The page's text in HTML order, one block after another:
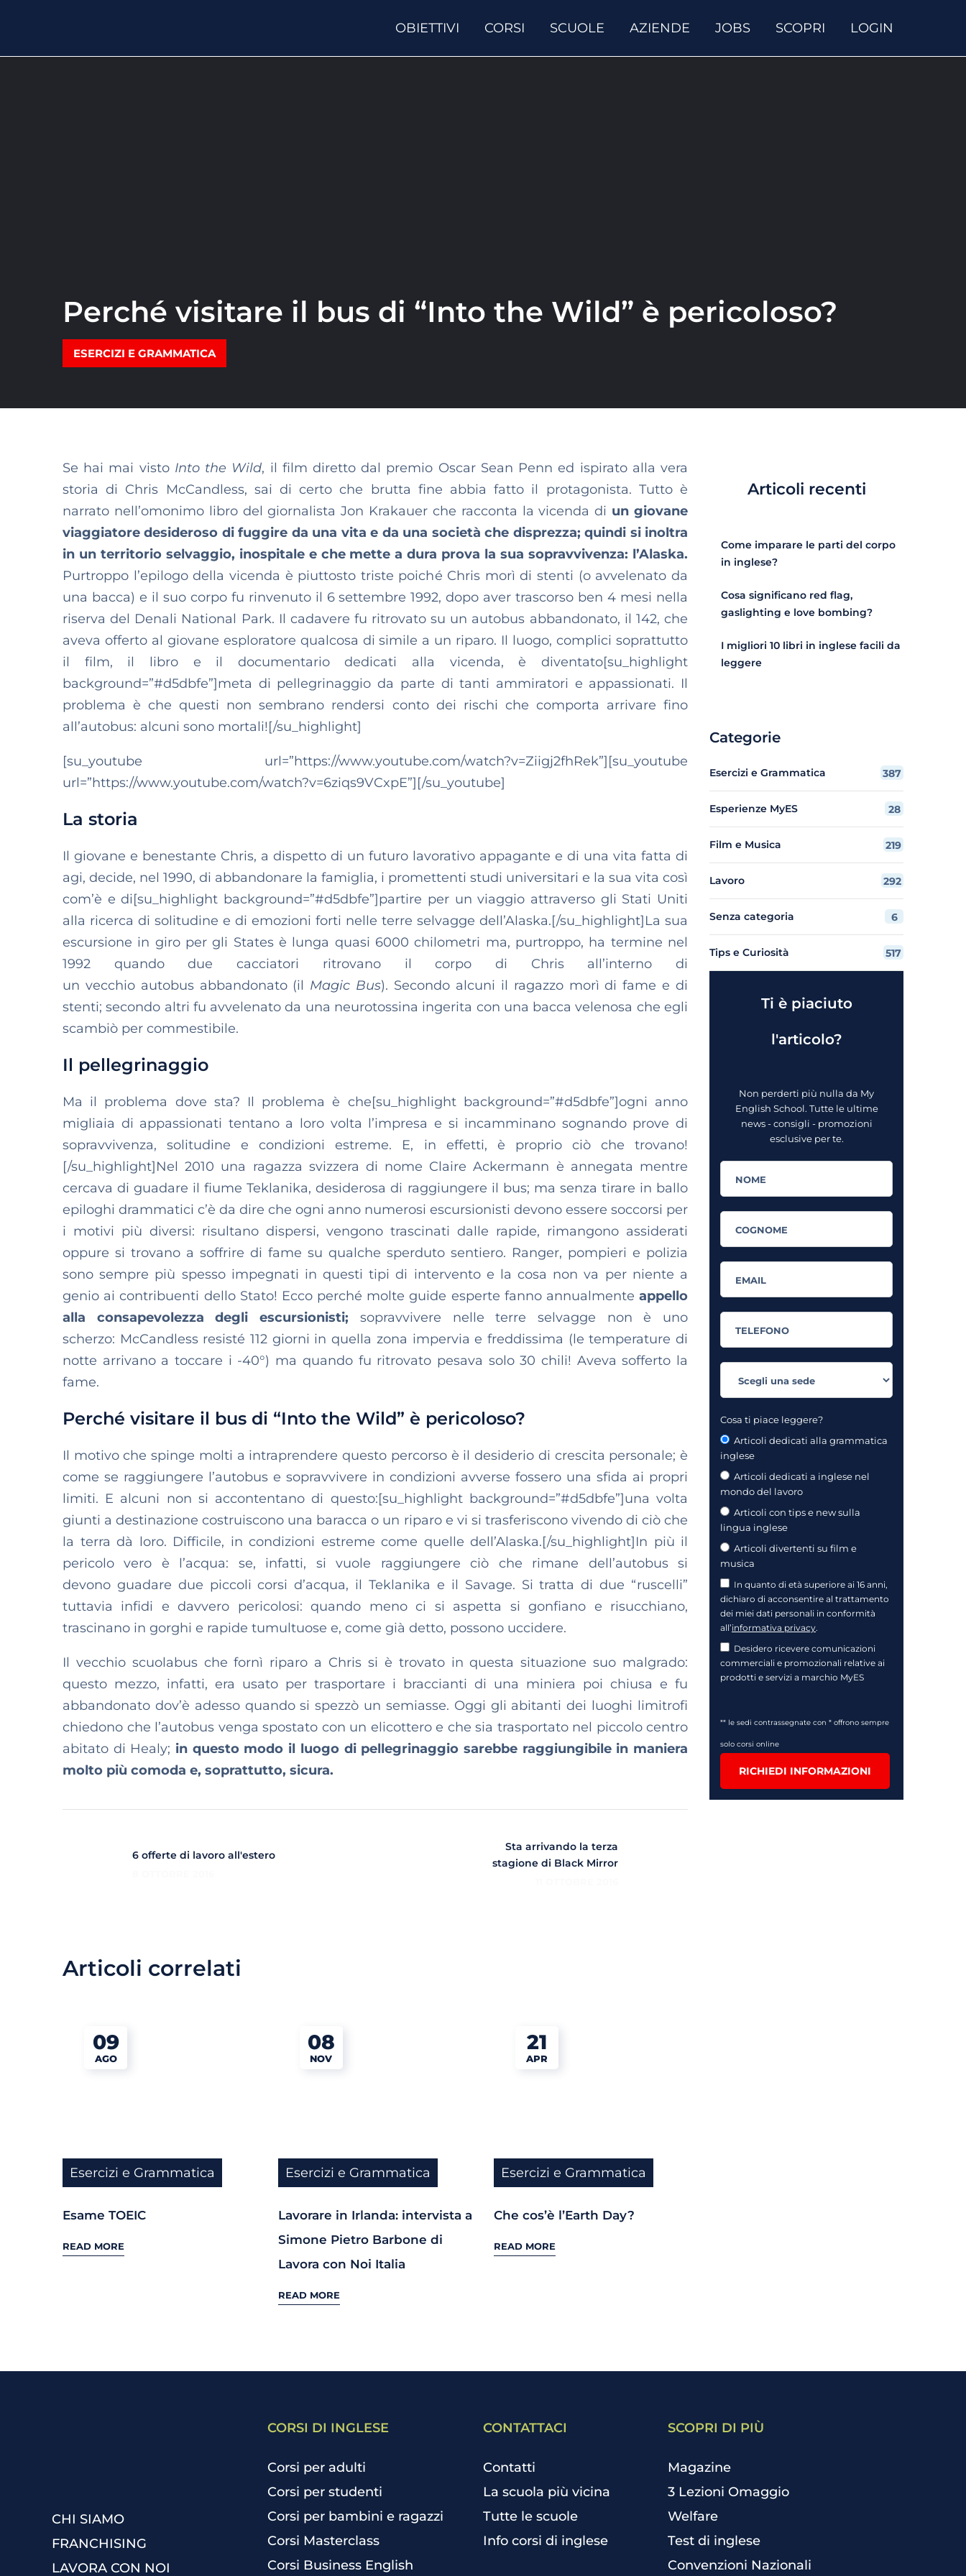
OBIETTIVI CORSI SCUOLE AZIENDE JOBS SCOPRI LOGIN
Perché visitare il bus di “Into the Wild” è pericoloso?
ESERCIZI E GRAMMATICA
Se hai mai visto Into the Wild, il film diretto dal premio Oscar Sean Penn ed ispirato alla vera
storia di Chris McCandless, sai di certo che brutta fine abbia fatto il protagonista. Tutto è
narrato nell’omonimo libro del giornalista Jon Krakauer che racconta la vicenda di un giovane
viaggiatore desideroso di fuggire da una vita e da una società che disprezza; quindi si inoltra
in un territorio selvaggio, inospitale e che mette a dura prova la sua sopravvivenza: l’Alaska.
Purtroppo l’epilogo della vicenda è piuttosto triste poiché Chris morì di stenti (o avvelenato da
una bacca) e il suo corpo fu rinvenuto il 6 settembre 1992, dopo aver trascorso ben 4 mesi nella
riserva del Denali National Park. Il cadavere fu ritrovato su un autobus abbandonato, il 142, che
aveva offerto al giovane esploratore qualcosa di simile a un riparo. Il luogo, complici soprattutto
il film, il libro e il documentario dedicati alla vicenda, è diventato[su_highlight
background=”#d5dbfe”]meta di pellegrinaggio da parte di tanti ammiratori e appassionati. Il
problema è che questi non sembrano rendersi conto dei rischi che comporta arrivare fino
all’autobus: alcuni sono mortali![/su_highlight]
[su_youtube url=”https://www.youtube.com/watch?v=Ziigj2fhRek”][su_youtube
url=”https://www.youtube.com/watch?v=6ziqs9VCxpE”][/su_youtube]
La storia
Il giovane e benestante Chris, a dispetto di un futuro lavorativo appagante e di una vita fatta di
agi, decide, nel 1990, di abbandonare la famiglia, i promettenti studi universitari e la sua vita così
com’è e di[su_highlight background=”#d5dbfe”]partire per un viaggio attraverso gli Stati Uniti
alla ricerca di solitudine e di emozioni forti nelle terre selvagge dell’Alaska.[/su_highlight]La sua
escursione in giro per gli States è lunga quasi 6000 chilometri ma, purtroppo, ha termine nel
1992 quando due cacciatori ritrovano il corpo di Chris all’interno di
un vecchio autobus abbandonato (il Magic Bus). Secondo alcuni il ragazzo morì di fame e di
stenti; secondo altri fu avvelenato da una neurotossina ingerita con una bacca velenosa che egli
scambiò per commestibile.
Il pellegrinaggio
Ma il problema dove sta? Il problema è che[su_highlight background=”#d5dbfe”]ogni anno
migliaia di appassionati tentano a loro volta l’impresa e si incamminano sognando prove di
sopravvivenza, solitudine e condizioni estreme. E, in effetti, è proprio ciò che trovano!
[/su_highlight]Nel 2010 una ragazza svizzera di nome Claire Ackermann è annegata mentre
cercava di guadare il fiume Teklanika, desiderosa di raggiungere il bus; ma senza tirare in ballo
epiloghi drammatici c’è da dire che ogni anno numerosi escursionisti devono essere soccorsi per
i motivi più diversi: risultano dispersi, vengono trascinati dalle rapide, rimangono assiderati
oppure si trovano a soffrire di fame su qualche sperduto sentiero. Ranger, pompieri e polizia
sono sempre più spesso impegnati in questi tipi di intervento e la cosa non va per niente a
genio ai contribuenti dello Stato! Ecco perché molte guide esperte fanno annualmente appello
alla consapevolezza degli escursionisti; sopravvivere nelle terre selvagge non è uno
scherzo: McCandless resisté 112 giorni in quella zona impervia e freddissima (le temperature di
notte arrivano a toccare i -40°) ma quando fu ritrovato pesava solo 30 chili! Aveva sofferto la
fame.
Perché visitare il bus di “Into the Wild” è pericoloso?
Il motivo che spinge molti a intraprendere questo percorso è il desiderio di crescita personale; è
come se raggiungere l’autobus e sopravvivere in condizioni avverse fossero una sfida ai propri
limiti. E alcuni non si accontentano di questo:[su_highlight background=”#d5dbfe”]una volta
giunti a destinazione costruiscono una baracca o un riparo e vi si trasferiscono vivendo di ciò che
la terra dà loro. Difficile, in condizioni estreme come quelle dell’Alaska.[/su_highlight]In più il
pericolo vero è l’acqua: se, infatti, si vuole raggiungere ciò che rimane dell’autobus si
devono guadare due piccoli corsi d’acqua, il Teklanika e il Savage. Si tratta di due “ruscelli”
tuttavia infidi e davvero pericolosi: quando meno ci si aspetta si gonfiano e risucchiano,
trascinano in gorghi e rapide tumultuose e, come già detto, possono uccidere.
Il vecchio scuolabus che fornì riparo a Chris si è trovato in questa situazione suo malgrado:
questo mezzo, infatti, era usato per trasportare i braccianti di una miniera poi chiusa e fu
abbandonato dov’è adesso quando si spezzò un semiasse. Oggi gli abitanti dei luoghi limitrofi
chiedono che l’autobus venga spostato con un elicottero e che sia trasportato nel piccolo centro
abitato di Healy; in questo modo il luogo di pellegrinaggio sarebbe raggiungibile in maniera
molto più comoda e, soprattutto, sicura.
6 offerte di lavoro all'estero
Sta arrivando la terza
stagione di Black Mirror
Articoli correlati
09
AGO
Esercizi e Grammatica
Esame TOEIC
READ MORE
08
NOV
Esercizi e Grammatica
Lavorare in Irlanda: intervista a
Simone Pietro Barbone di
Lavora con Noi Italia
READ MORE
21
APR
Esercizi e Grammatica
Che cos’è l’Earth Day?
READ MORE
Articoli recenti
Come imparare le parti del corpo
in inglese?
Cosa significano red flag,
gaslighting e love bombing?
I migliori 10 libri in inglese facili da
leggere
Categorie
Esercizi e Grammatica 387
Esperienze MyES 28
Film e Musica 219
Lavoro 292
Senza categoria 6
Tips e Curiosità 517
Ti è piaciuto
l'articolo?
Non perderti più nulla da My
English School. Tutte le ultime
news - consigli - promozioni
esclusive per te.
Cosa ti piace leggere?
Articoli dedicati alla grammatica
inglese
Articoli dedicati a inglese nel
mondo del lavoro
Articoli con tips e new sulla
lingua inglese
Articoli divertenti su film e
musica
In quanto di età superiore ai 16 anni,
dichiaro di acconsentire al trattamento
dei miei dati personali in conformità
all’informativa privacy.
Desidero ricevere comunicazioni
commerciali e promozionali relative ai
prodotti e servizi a marchio MyES
** le sedi contrassegnate con * offrono sempre
solo corsi online
RICHIEDI INFORMAZIONI
CHI SIAMO
FRANCHISING
LAVORA CON NOI
CORSI DI INGLESE
Corsi per adulti
Corsi per studenti
Corsi per bambini e ragazzi
Corsi Masterclass
Corsi Business English
CONTATTACI
Contatti
La scuola più vicina
Tutte le scuole
Info corsi di inglese
SCOPRI DI PIÙ
Magazine
3 Lezioni Omaggio
Welfare
Test di inglese
Convenzioni Nazionali